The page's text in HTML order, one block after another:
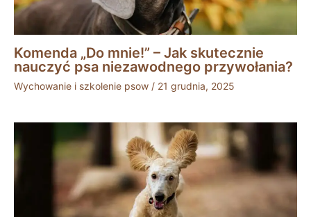
Komenda „Do mnie!” – Jak skutecznie
nauczyć psa niezawodnego przywołania?
Wychowanie i szkolenie psow / 21 grudnia, 2025